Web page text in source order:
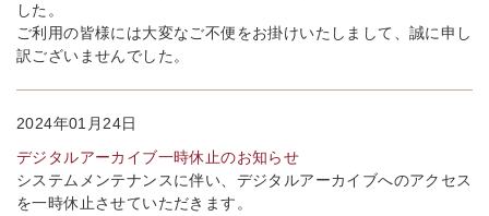
した。
ご利用の皆様には大変なご不便をお掛けいたしまして、誠に申し
訳ございませんでした。
2024年01月24日
デジタルアーカイブ一時休止のお知らせ
システムメンテナンスに伴い、デジタルアーカイブへのアクセス
を一時休止させていただきます。